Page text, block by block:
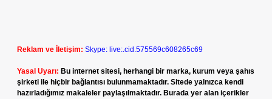
Reklam ve İletişim: Skype: live:.cid.575569c608265c69
Yasal Uyarı: Bu internet sitesi, herhangi bir marka, kurum veya şahıs
şirketi ile hiçbir bağlantısı bulunmamaktadır. Sitede yalnızca kendi
hazırladığımız makaleler paylaşılmaktadır. Burada yer alan içerikler